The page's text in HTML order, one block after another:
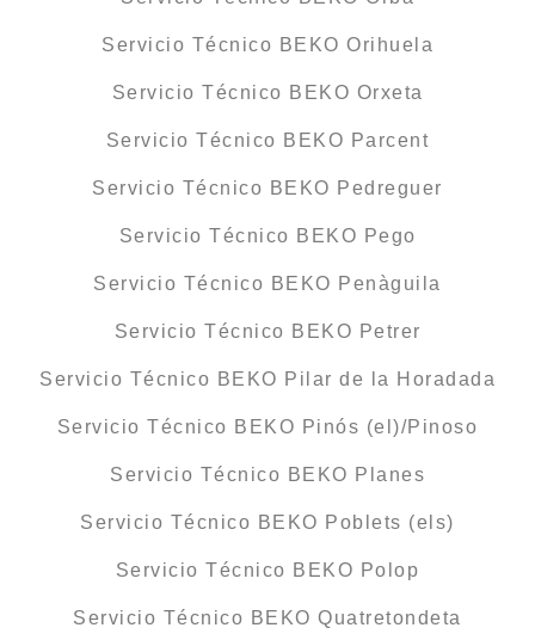
Servicio Técnico BEKO Orihuela
Servicio Técnico BEKO Orxeta
Servicio Técnico BEKO Parcent
Servicio Técnico BEKO Pedreguer
Servicio Técnico BEKO Pego
Servicio Técnico BEKO Penàguila
Servicio Técnico BEKO Petrer
Servicio Técnico BEKO Pilar de la Horadada
Servicio Técnico BEKO Pinós (el)/Pinoso
Servicio Técnico BEKO Planes
Servicio Técnico BEKO Poblets (els)
Servicio Técnico BEKO Polop
Servicio Técnico BEKO Quatretondeta